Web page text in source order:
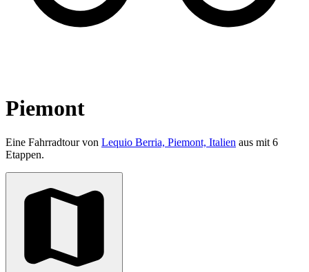
Piemont
Eine Fahrradtour von Lequio Berria, Piemont, Italien aus mit 6
Etappen.